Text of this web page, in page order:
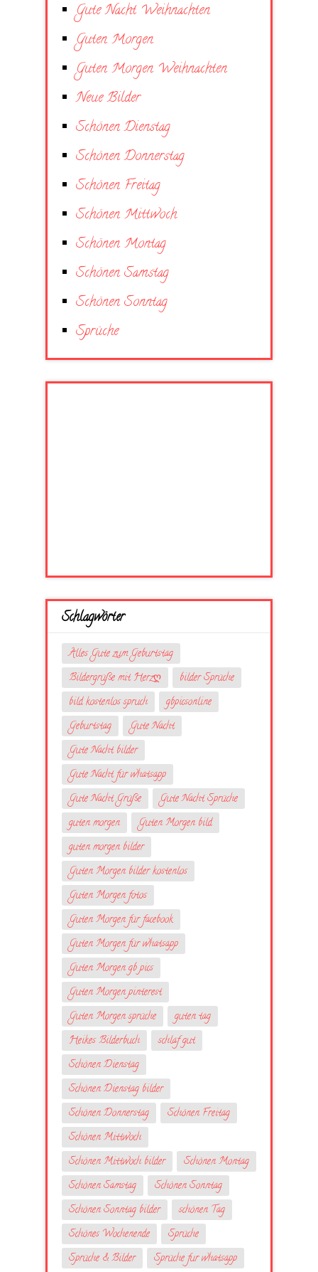
Gute Nacht Weihnachten
Guten Morgen
Guten Morgen Weihnachten
Neue Bilder
Schönen Dienstag
Schönen Donnerstag
Schönen Freitag
Schönen Mittwoch
Schönen Montag
Schönen Samstag
Schönen Sonntag
Sprüche
Schlagwörter
Alles Gute zum Geburtstag
Bildergrüße mit Herzღ
bilder Sprüche
bild kostenlos spruch
gbpicsonline
Geburtstag
Gute Nacht
Gute Nacht bilder
Gute Nacht für whatsapp
Gute Nacht Grüße
Gute Nacht Sprüche
guten morgen
Guten Morgen bild
guten morgen bilder
Guten Morgen bilder kostenlos
Guten Morgen fotos
Guten Morgen für facebook
Guten Morgen für whatsapp
Guten Morgen gb pics
Guten Morgen pinterest
Guten Morgen sprüche
guten tag
Heikes Bilderbuch
schlaf gut
Schönen Dienstag
Schönen Dienstag bilder
Schönen Donnerstag
Schönen Freitag
Schönen Mittwoch
Schönen Mittwoch bilder
Schönen Montag
Schönen Samstag
Schönen Sonntag
Schönen Sonntag bilder
schönen Tag
Schönes Wochenende
Sprüche
Sprüche & Bilder
Sprüche fur whatsapp